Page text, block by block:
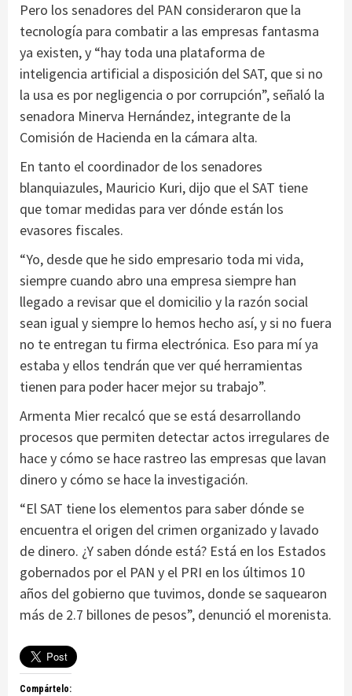
Pero los senadores del PAN consideraron que la
tecnología para combatir a las empresas fantasma
ya existen, y “hay toda una plataforma de
inteligencia artificial a disposición del SAT, que si no
la usa es por negligencia o por corrupción”, señaló la
senadora Minerva Hernández, integrante de la
Comisión de Hacienda en la cámara alta.
En tanto el coordinador de los senadores
blanquiazules, Mauricio Kuri, dijo que el SAT tiene
que tomar medidas para ver dónde están los
evasores fiscales.
“Yo, desde que he sido empresario toda mi vida,
siempre cuando abro una empresa siempre han
llegado a revisar que el domicilio y la razón social
sean igual y siempre lo hemos hecho así, y si no fuera
no te entregan tu firma electrónica. Eso para mí ya
estaba y ellos tendrán que ver qué herramientas
tienen para poder hacer mejor su trabajo”.
Armenta Mier recalcó que se está desarrollando
procesos que permiten detectar actos irregulares de
hace y cómo se hace rastreo las empresas que lavan
dinero y cómo se hace la investigación.
“El SAT tiene los elementos para saber dónde se
encuentra el origen del crimen organizado y lavado
de dinero. ¿Y saben dónde está? Está en los Estados
gobernados por el PAN y el PRI en los últimos 10
años del gobierno que tuvimos, donde se saquearon
más de 2.7 billones de pesos”, denunció el morenista.
Compártelo: